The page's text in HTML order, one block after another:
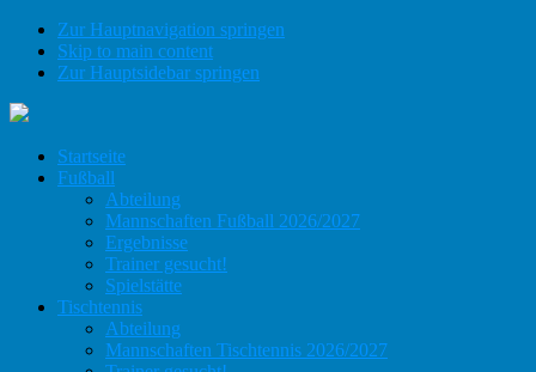
Zur Hauptnavigation springen
Skip to main content
Zur Hauptsidebar springen
Startseite
Fußball
Abteilung
Mannschaften Fußball 2026/2027
Ergebnisse
Trainer gesucht!
Spielstätte
Tischtennis
Abteilung
Mannschaften Tischtennis 2026/2027